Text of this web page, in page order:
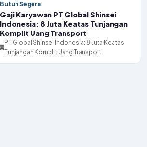
Butuh Segera
Gaji Karyawan PT Global Shinsei
Indonesia: 8 Juta Keatas Tunjangan
Komplit Uang Transport
PT Global Shinsei Indonesia: 8 Juta Keatas
Tunjangan Komplit Uang Transport